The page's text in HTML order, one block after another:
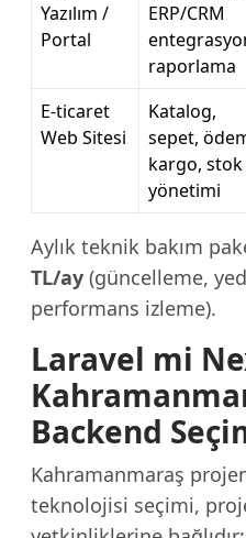
Yazılım /
Portal
ERP/CRM
raporlama
E-ticaret
Web Sitesi
Katalog,
sepet,
kargo, stok
yönetimi
Aylık teknik bakım
TL/ay (güncelleme,
performans izleme).
Laravel mi
Backend
Kahramanmaraş
teknolojisi seçimi,